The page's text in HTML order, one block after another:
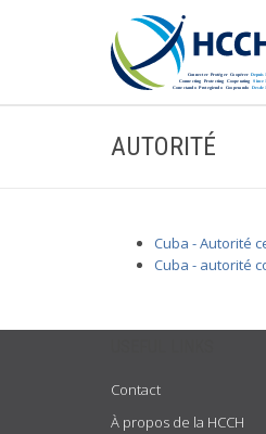
AUTORITÉ
Cuba - Autorité
Cuba - autorité
Contact
À propos de la HCCH